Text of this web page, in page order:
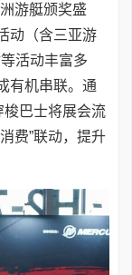
游艇颁奖盛
动（含三亚游
活动丰富多
有机串联。通
梭巴士将展会流
费”联动，提升